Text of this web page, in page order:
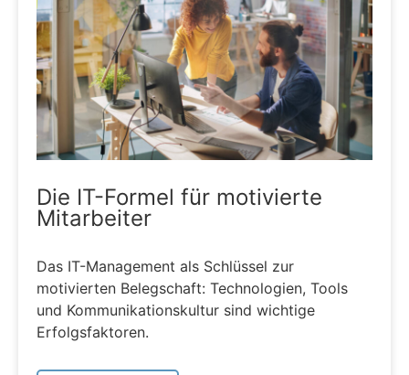
Die IT-Formel für motivierte
Mitarbeiter
Das IT-Management als Schlüssel zur
motivierten Belegschaft: Technologien, Tools
und Kommunikationskultur sind wichtige
Erfolgsfaktoren.